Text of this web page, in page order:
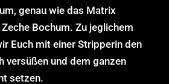
genau wie das Matrix
Bochum. Zu jeglichem
Euch mit einer Stripperin den
versüßen und dem ganzen
setzen.